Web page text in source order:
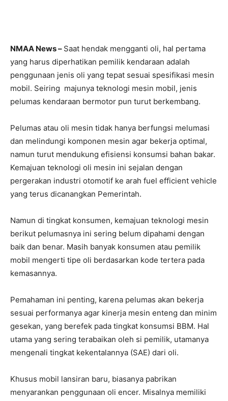
NMAA News – Saat hendak mengganti oli, hal pertama
yang harus diperhatikan pemilik kendaraan adalah
penggunaan jenis oli yang tepat sesuai spesifikasi mesin
mobil. Seiring majunya teknologi mesin mobil, jenis
pelumas kendaraan bermotor pun turut berkembang.
Pelumas atau oli mesin tidak hanya berfungsi melumasi
dan melindungi komponen mesin agar bekerja optimal,
namun turut mendukung efisiensi konsumsi bahan bakar.
Kemajuan teknologi oli mesin ini sejalan dengan
pergerakan industri otomotif ke arah fuel efficient vehicle
yang terus dicanangkan Pemerintah.
Namun di tingkat konsumen, kemajuan teknologi mesin
berikut pelumasnya ini sering belum dipahami dengan
baik dan benar. Masih banyak konsumen atau pemilik
mobil mengerti tipe oli berdasarkan kode tertera pada
kemasannya.
Pemahaman ini penting, karena pelumas akan bekerja
sesuai performanya agar kinerja mesin enteng dan minim
gesekan, yang berefek pada tingkat konsumsi BBM. Hal
utama yang sering terabaikan oleh si pemilik, utamanya
mengenali tingkat kekentalannya (SAE) dari oli.
Khusus mobil lansiran baru, biasanya pabrikan
menyarankan penggunaan oli encer. Misalnya memiliki